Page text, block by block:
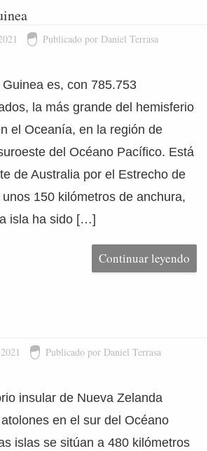
Publicado por Daniel Terrasa
es, con 785.753
la más grande del hemisferio
el Oceanía, en la región de
del Océano Pacífico. Está
de Australia por el Estrecho de
150 kilómetros de anchura,
isla ha sido […]
Continuar leyendo
Publicado por Daniel Terrasa
insular de Nueva Zelanda
en el sur del Océano
islas se sitúan a 480 kilómetros